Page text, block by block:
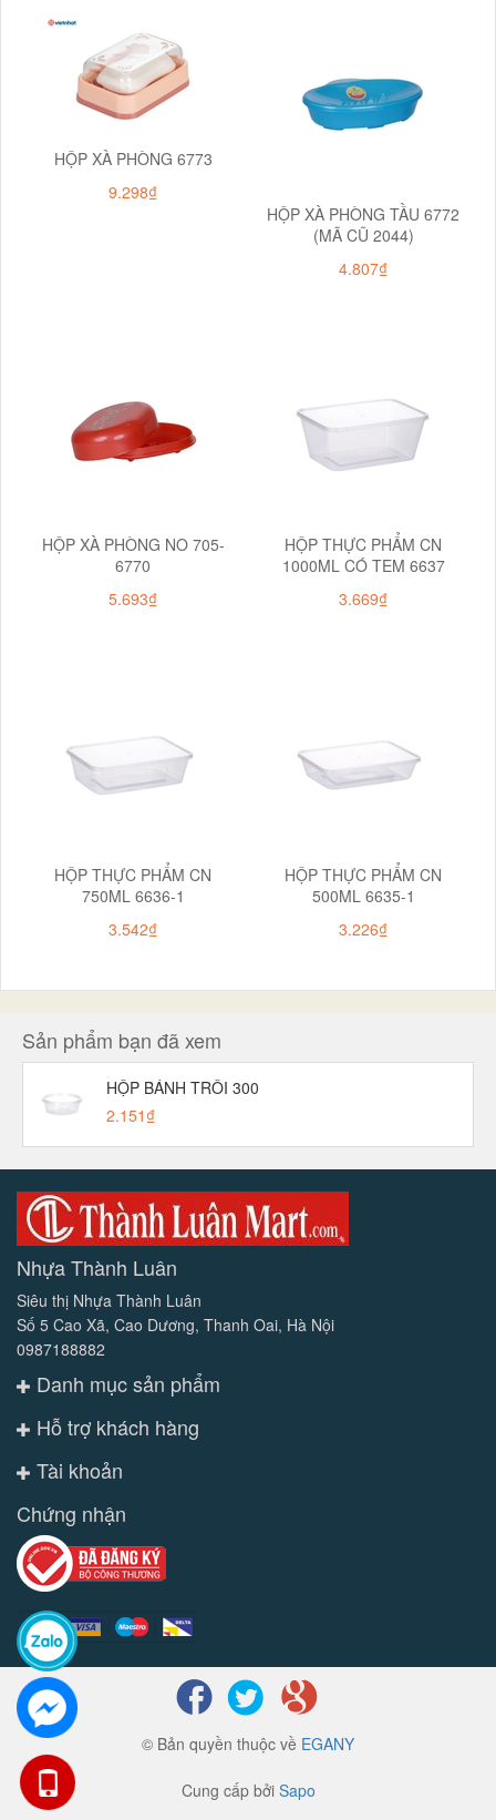
HỘP XÀ PHÒNG 6773
9.298₫
HỘP XÀ PHÒNG TẦU 6772
(MÃ CŨ 2044)
4.807₫
HỘP XÀ PHÒNG NO 705-
6770
5.693₫
HỘP THỰC PHẨM CN
1000ML CÓ TEM 6637
3.669₫
HỘP THỰC PHẨM CN
750ML 6636-1
3.542₫
HỘP THỰC PHẨM CN
500ML 6635-1
3.226₫
Sản phẩm bạn đã xem
HỘP BÁNH TRÔI 300
2.151₫
Nhựa Thành Luân
Siêu thị Nhựa Thành Luân
Số 5 Cao Xã, Cao Dương, Thanh Oai, Hà Nội
0987188882
Danh mục sản phẩm
Hỗ trợ khách hàng
Tài khoản
Chứng nhận
© Bản quyền thuộc về EGANY
Cung cấp bởi Sapo